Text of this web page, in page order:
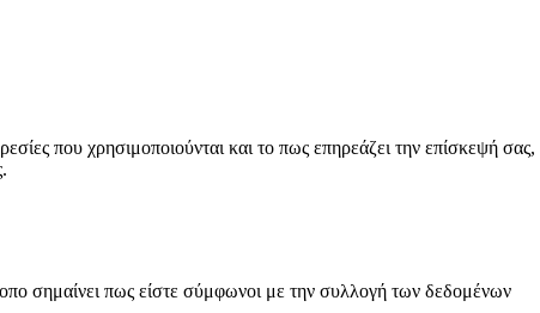
που χρησιμοποιούνται και το πως επηρεάζει την επίσκεψή σας,
σημαίνει πως είστε σύμφωνοι με την συλλογή των δεδομένων